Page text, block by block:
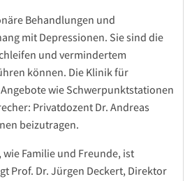
Behandlungen und
mit Depressionen. Sie sind die
und vermindertem
können. Die Klinik für
wie Schwerpunktstationen
Privatdozent Dr. Andreas
beizutragen.
Familie und Freunde, ist
Prof. Dr. Jürgen Deckert, Direktor